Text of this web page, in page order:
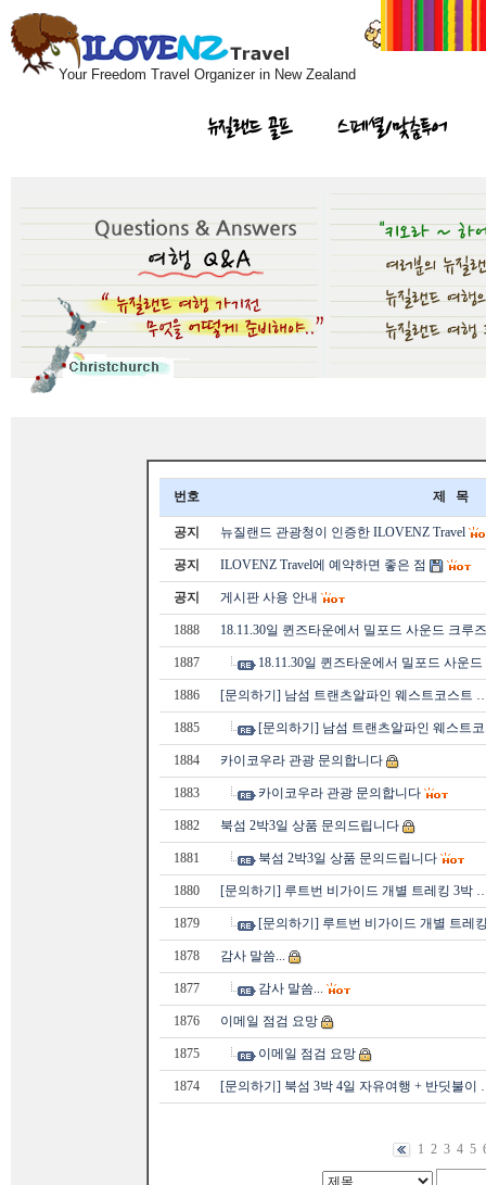
Your Freedom Travel Organizer in New Zealand
뉴질랜드 골프 스페셜/맞춤투어
번호 제 목
공지 뉴질랜드 관광청이 인증한 ILOVENZ Travel
공지 ILOVENZ Travel에 예약하면 좋은 점
공지 게시판 사용 안내
1888 18.11.30일 퀸즈타운에서 밀포드 사운드 크루
1887 18.11.30일 퀸즈타운에서 밀포드 사운
1886 [문의하기] 남섬 트랜츠알파인 웨스트코스트
1885 [문의하기] 남섬 트랜츠알파인 웨스트
1884 카이코우라 관광 문의합니다
1883 카이코우라 관광 문의합니다
1882 북섬 2박3일 상품 문의드립니다
1881 북섬 2박3일 상품 문의드립니다
1880 [문의하기] 루트번 비가이드 개별 트레킹 3박
1879 [문의하기] 루트번 비가이드 개별 트레
1878 감사 말씀...
1877 감사 말씀...
1876 이메일 점검 요망
1875 이메일 점검 요망
1874 [문의하기] 북섬 3박 4일 자유여행 + 반딧불이
1 2 3 4 5